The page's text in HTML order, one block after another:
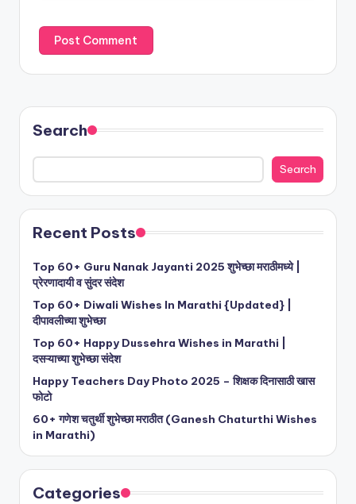
Search
Search
Recent Posts
Top 60+ Guru Nanak Jayanti 2025 शुभेच्छा मराठीमध्ये |
प्रेरणादायी व सुंदर संदेश
Top 60+ Diwali Wishes In Marathi {Updated} |
दीपावलीच्या शुभेच्छा
Top 60+ Happy Dussehra Wishes in Marathi |
दसऱ्याच्या शुभेच्छा संदेश
Happy Teachers Day Photo 2025 – शिक्षक दिनासाठी खास
फोटो
60+ गणेश चतुर्थी शुभेच्छा मराठीत (Ganesh Chaturthi Wishes
in Marathi)
Categories